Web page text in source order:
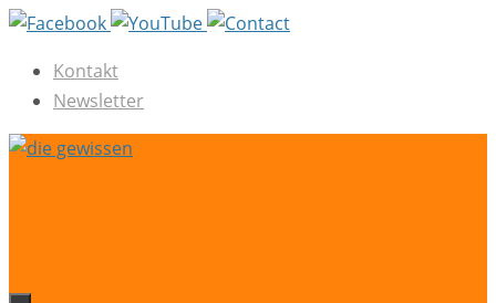
Zum
springenKontakt
Newsletter